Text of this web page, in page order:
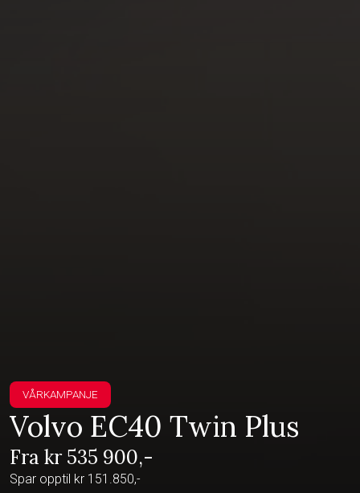
VÅRKAMPANJE
Volvo EC40 Twin Plus
Fra kr 535 900,-
Spar opptil kr 151.850,-